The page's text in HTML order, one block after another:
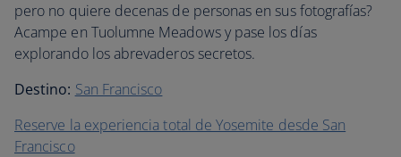
pero no quiere decenas de personas en sus fotografías?
Acampe en Tuolumne Meadows y pase los días
explorando los abrevaderos secretos.
Destino: San Francisco
Reserve la experiencia total de Yosemite desde San
Francisco